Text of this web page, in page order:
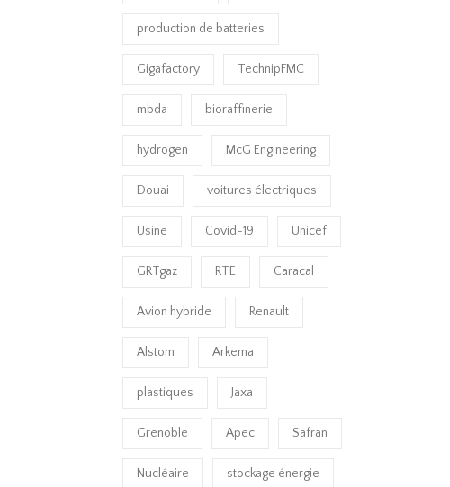
production de batteries
Gigafactory TechnipFMC
mbda bioraffinerie
hydrogen McG Engineering
Douai voitures électriques
Usine Covid-19 Unicef
GRTgaz RTE Caracal
Avion hybride Renault
Alstom Arkema
plastiques Jaxa
Grenoble Apec Safran
Nucléaire stockage énergie